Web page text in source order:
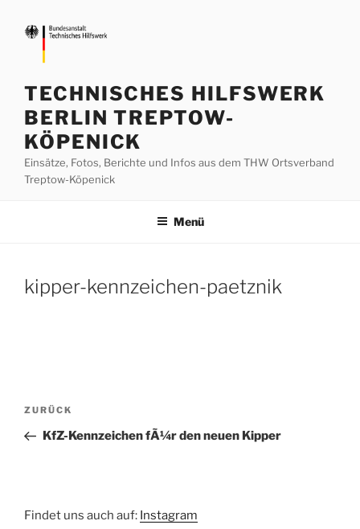
Inhalt
springen
TECHNISCHES HILFSWERK
BERLIN TREPTOW-
KÖPENICK
Einsätze, Fotos, Berichte und Infos aus dem THW Ortsverband
Treptow-Köpenick
Menü
kipper-kennzeichen-paetznik
Beitragsnavigation
Vorheriger
Beitrag
ZURÜCK
KfZ-Kennzeichen fÃ¼r den neuen Kipper
Findet uns auch auf: Instagram